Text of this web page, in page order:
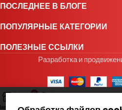
ПОСЛЕДНЕЕ В БЛОГЕ
ПОПУЛЯРНЫЕ КАТЕГОРИИ
ПОЛЕЗНЫЕ ССЫЛКИ
Разработка и
Избранное
0
Заказ
Мой аккаунт